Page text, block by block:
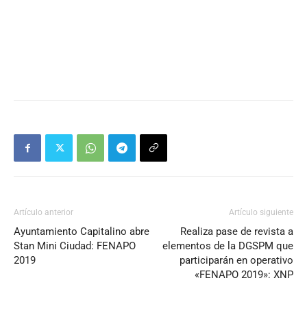
Artículo anterior
Ayuntamiento Capitalino abre
Stan Mini Ciudad: FENAPO
2019
Artículo siguiente
Realiza pase de revista a
elementos de la DGSPM que
participarán en operativo
«FENAPO 2019»: XNP